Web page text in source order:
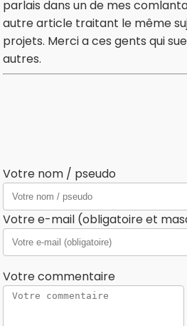
parlais dans un de mes
autre article traitant le même
projets. Merci a ces gents qui
autres.
Votre nom / pseudo
Votre e-mail (obligatoire et
Votre commentaire